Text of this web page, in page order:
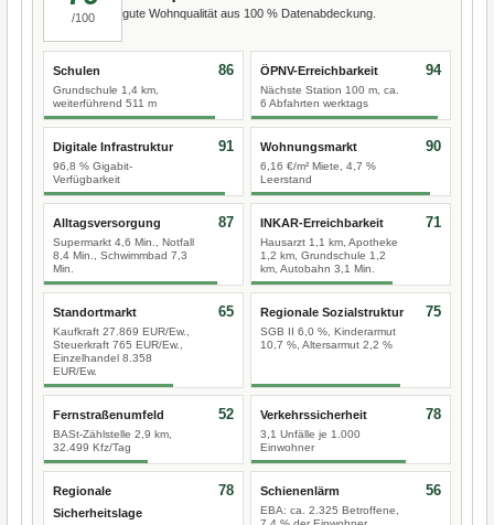
/100 gute Wohnqualität aus 100 % Datenabdeckung.
Schulen
Grundschule 1,4 km,
weiterführend 511 m
86 ÖPNV-Erreichbarkeit
Nächste Station 100 m, ca.
6 Abfahrten werktags
94
Digitale Infrastruktur
96,8 % Gigabit-
Verfügbarkeit
91 Wohnungsmarkt
6,16 €/m² Miete, 4,7 %
Leerstand
90
Alltagsversorgung
Supermarkt 4,6 Min., Notfall
8,4 Min., Schwimmbad 7,3
Min.
87 INKAR-Erreichbarkeit
Hausarzt 1,1 km, Apotheke
1,2 km, Grundschule 1,2
km, Autobahn 3,1 Min.
71
Standortmarkt
Kaufkraft 27.869 EUR/Ew.,
Steuerkraft 765 EUR/Ew.,
Einzelhandel 8.358
EUR/Ew.
65 Regionale Sozialstruktur
SGB II 6,0 %, Kinderarmut
10,7 %, Altersarmut 2,2 %
75
Fernstraßenumfeld
BASt-Zählstelle 2,9 km,
32.499 Kfz/Tag
52 Verkehrssicherheit
3,1 Unfälle je 1.000
Einwohner
78
Regionale
Sicherheitslage
78 Schienenlärm
EBA: ca. 2.325 Betroffene,
56